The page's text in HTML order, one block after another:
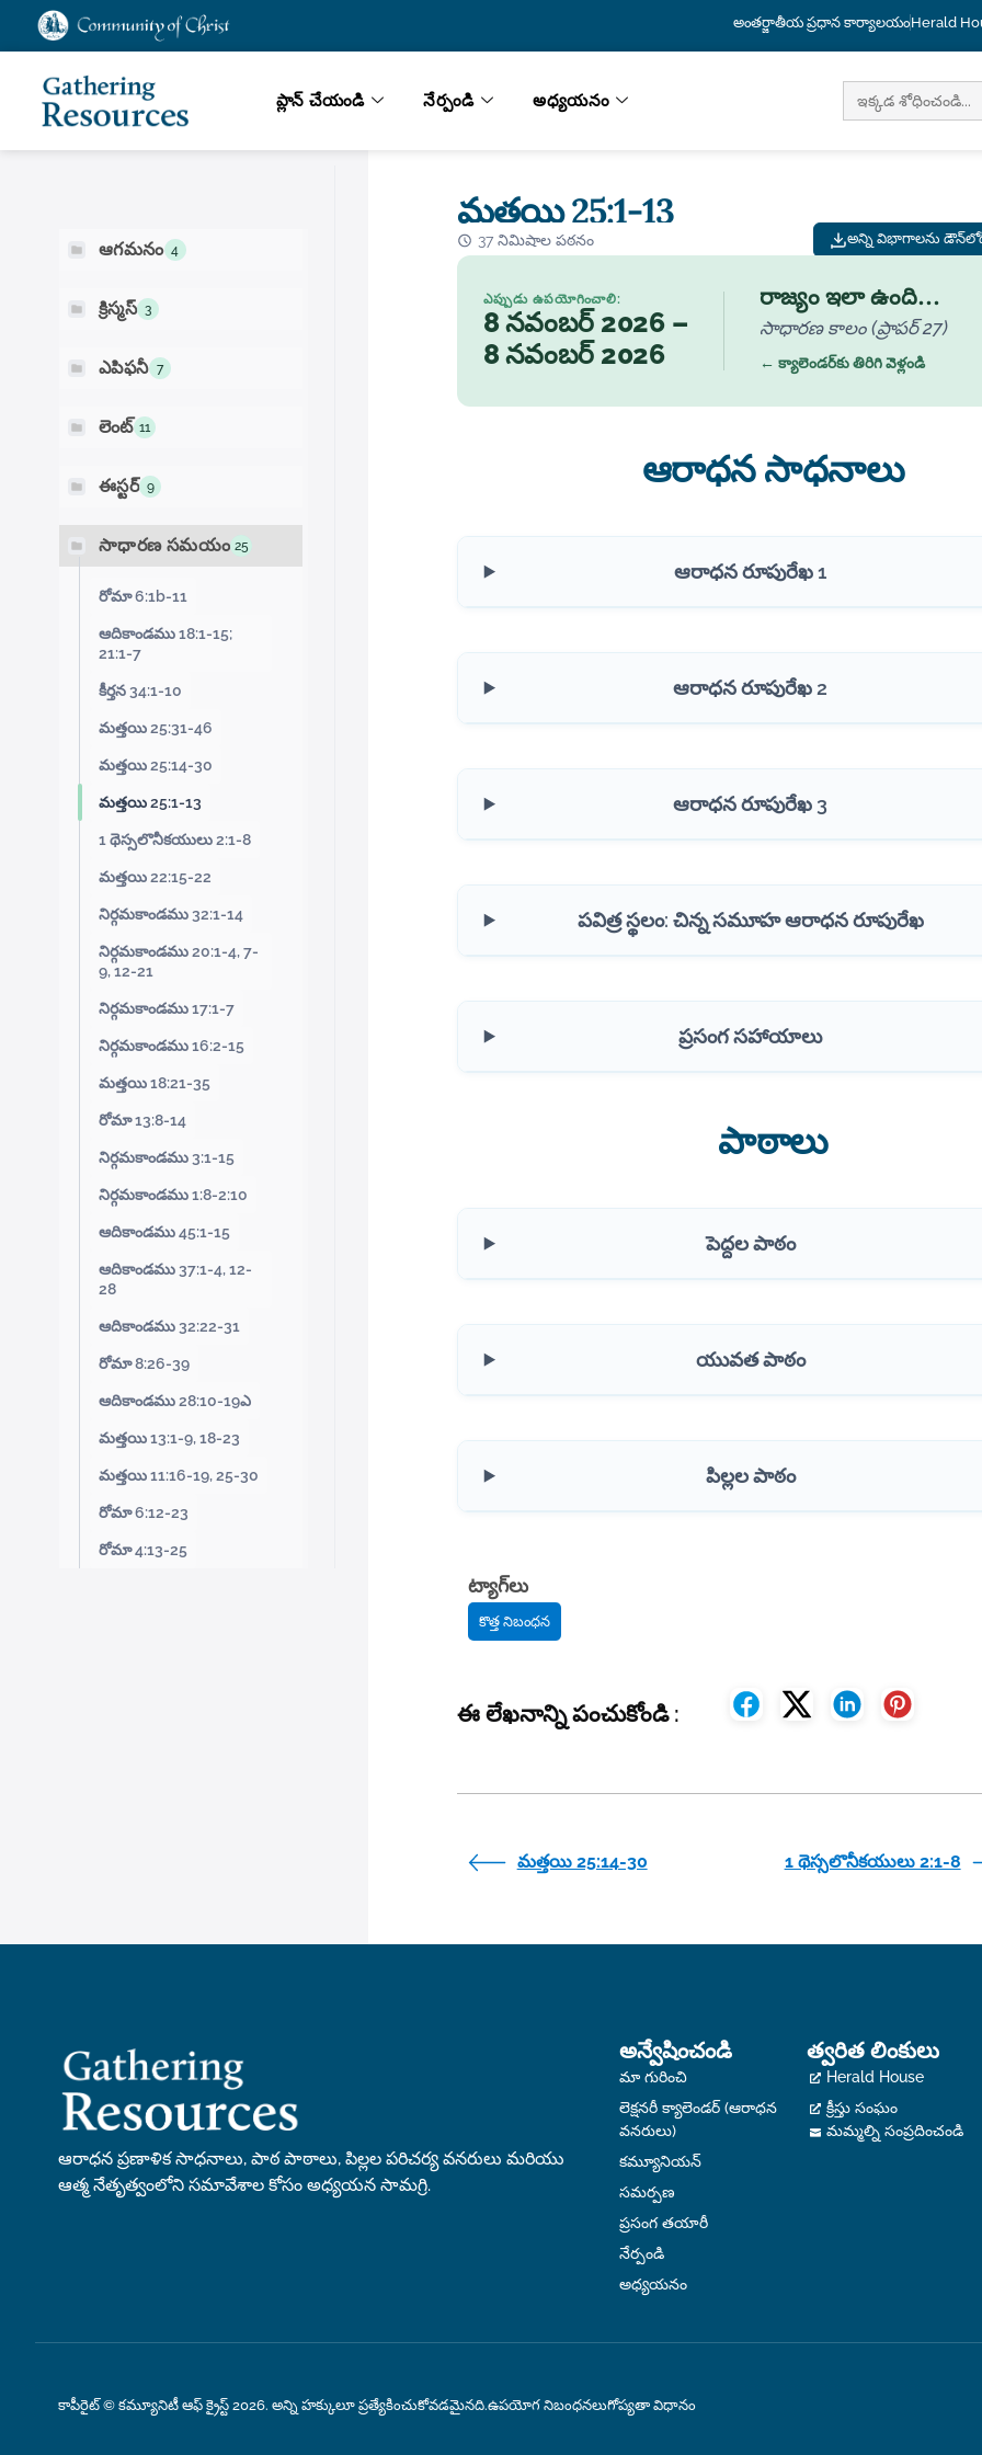
అంతర్జాతీయ ప్రధాన కార్యాలయంHerald
ప్లాన్ చేయండి నేర్పండి అధ్యయనం
కోసం
ఆగమనం 4
క్రిస్మస్ 3
ఎపిఫనీ 7
లెంట్ 11
ఈస్టర్ 9
సాధారణ సమయం 25
రోమా 6:1b-11
ఆదికాండము 18:1-15;
21:1-7
కీర్తన 34:1-10
మత్తయి 25:31-46
మత్తయి 25:14-30
మత్తయి 25:1-13
1 థెస్సలొనీకయులు 2:1-8
మత్తయి 22:15-22
నిర్గమకాండము 32:1-14
నిర్గమకాండము 20:1-4, 7-
9, 12-21
నిర్గమకాండము 17:1-7
నిర్గమకాండము 16:2-15
మత్తయి 18:21-35
రోమా 13:8-14
నిర్గమకాండము 3:1-15
నిర్గమకాండము 1:8-2:10
ఆదికాండము 45:1-15
ఆదికాండము 37:1-4, 12-
28
ఆదికాండము 32:22-31
రోమా 8:26-39
ఆదికాండము 28:10-19ఎ
మత్తయి 13:1-9, 18-23
మత్తయి 11:16-19, 25-30
రోమా 6:12-23
రోమా 4:13-25
మత్తయి 25:1-13
అన్ని విభాగాలను
37 నిమిషాల పఠనం
ఎప్పుడు ఉపయోగించాలి:
8 నవంబర్ 2026 –
8 నవంబర్ 2026
రాజ్యం ఇలా ఉంది...
సాధారణ కాలం (ప్రాపర్ 27)
← క్యాలెండర్‌కు తిరిగి వెళ్లండి
ఆరాధన సాధనాలు
ఆరాధన రూపురేఖ 1
ఆరాధన రూపురేఖ 2
ఆరాధన రూపురేఖ 3
పవిత్ర స్థలం: చిన్న సమూహ ఆరాధన రూపురేఖ
ప్రసంగ సహాయాలు
పాఠాలు
పెద్దల పాఠం
యువత పాఠం
పిల్లల పాఠం
ట్యాగ్‌లు
కొత్త నిబంధన
ఈ లేఖనాన్ని పంచుకోండి :
మత్తయి 25:14-30 1 థెస్సలొనీకయులు 2:1-8
ఆరాధన ప్రణాళిక సాధనాలు, పాఠ పాఠాలు, పిల్లల పరిచర్య వనరులు మరియు
ఆత్మ నేతృత్వంలోని సమావేశాల కోసం అధ్యయన సామగ్రి.
అన్వేషించండి
మా గురించి
లెక్షనరీ క్యాలెండర్ (ఆరాధన
వనరులు)
కమ్యూనియన్
సమర్పణ
ప్రసంగ తయారీ
నేర్పండి
అధ్యయనం
త్వరిత లింకులు
Herald House
క్రీస్తు సంఘం
మమ్మల్ని సంప్రదించండి
కాపీరైట్ © కమ్యూనిటీ ఆఫ్ క్రైస్ట్ 2026. అన్ని హక్కులూ ప్రత్యేకించుకోవడమైనది.ఉపయోగ నిబంధనలుగోప్యతా విధానం